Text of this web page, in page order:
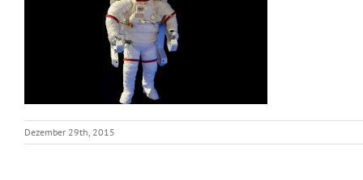
Dezember 29th, 2015